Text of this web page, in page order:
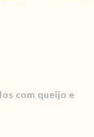
com queijo e